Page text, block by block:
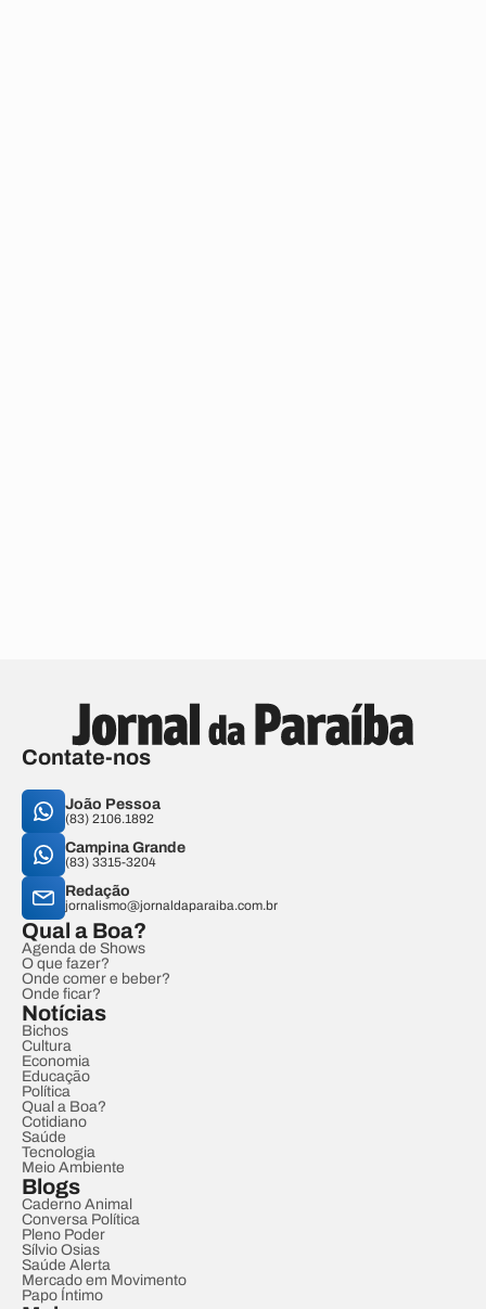
Contate-nos
João Pessoa
(83) 2106.1892
Campina Grande
(83) 3315-3204
Redação
jornalismo@jornaldaparaiba.com.br
Qual a Boa?
Agenda de Shows
O que fazer?
Onde comer e beber?
Onde ficar?
Notícias
Bichos
Cultura
Economia
Educação
Política
Qual a Boa?
Cotidiano
Saúde
Tecnologia
Meio Ambiente
Blogs
Caderno Animal
Conversa Política
Pleno Poder
Sílvio Osias
Saúde Alerta
Mercado em Movimento
Papo Íntimo